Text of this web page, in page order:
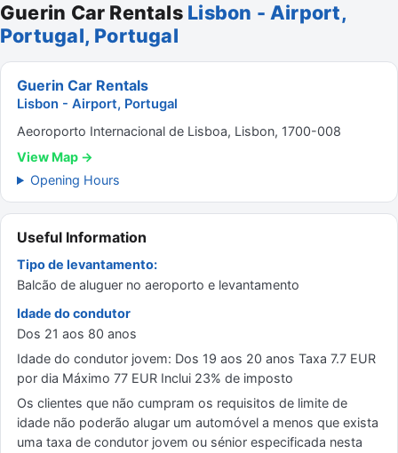
Guerin Car Rentals Lisbon - Airport,
Portugal, Portugal
Guerin Car Rentals
Lisbon - Airport, Portugal
Aeoroporto Internacional de Lisboa, Lisbon, 1700-008
View Map →
Opening Hours
Useful Information
Tipo de levantamento:
Balcão de aluguer no aeroporto e levantamento
Idade do condutor
Dos 21 aos 80 anos
Idade do condutor jovem: Dos 19 aos 20 anos Taxa 7.7 EUR
por dia Máximo 77 EUR Inclui 23% de imposto
Os clientes que não cumpram os requisitos de limite de
idade não poderão alugar um automóvel a menos que exista
uma taxa de condutor jovem ou sénior especificada nesta